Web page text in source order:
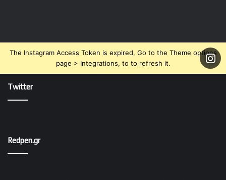
The Instagram Access Token is expired, Go to the Theme options
page > Integrations, to to refresh it.
Twitter
Redpen.gr